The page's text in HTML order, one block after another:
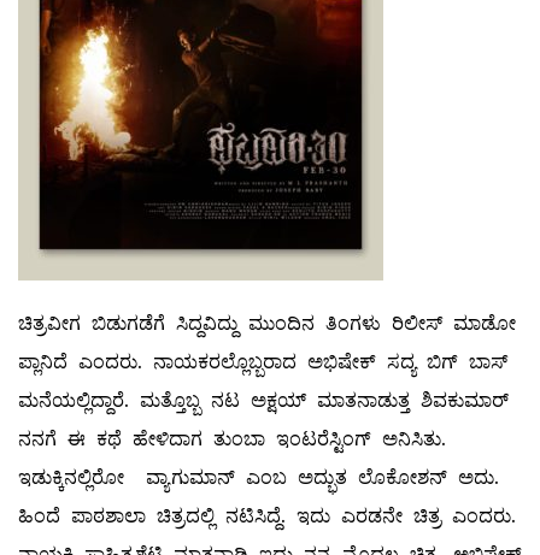
ಚಿತ್ರವೀಗ ಬಿಡುಗಡೆಗೆ ಸಿದ್ದವಿದ್ದು ಮುಂದಿನ ತಿಂಗಳು ರಿಲೀಸ್ ಮಾಡೋ
ಪ್ಲಾನಿದೆ ಎಂದರು. ನಾಯಕರಲ್ಲೊಬ್ಬರಾದ ಅಭಿಷೇಕ್ ಸದ್ಯ ಬಿಗ್ ಬಾಸ್
ಮನೆಯಲ್ಲಿದ್ದಾರೆ. ಮತ್ತೊಬ್ಬ ನಟ ಅಕ್ಷಯ್ ಮಾತನಾಡುತ್ತ ಶಿವಕುಮಾರ್
ನನಗೆ ಈ ಕಥೆ ಹೇಳಿದಾಗ ತುಂಬಾ ಇಂಟರೆಸ್ಟಿಂಗ್ ಅನಿಸಿತು.
ಇಡುಕ್ಕಿನಲ್ಲಿರೋ ವ್ಯಾಗುಮಾನ್ ಎಂಬ ಅದ್ಭುತ ಲೊಕೋಶನ್ ಅದು.
ಹಿಂದೆ ಪಾಠಶಾಲಾ ಚಿತ್ರದಲ್ಲಿ ನಟಿಸಿದ್ದೆ. ಇದು ಎರಡನೇ ಚಿತ್ರ ಎಂದರು.